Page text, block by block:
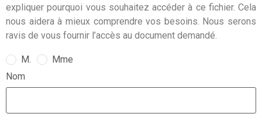
expliquer pourquoi vous souhaitez accéder à ce fichier. Cela
nous aidera à mieux comprendre vos besoins. Nous serons
ravis de vous fournir l’accès au document demandé.
M.
Mme
Nom